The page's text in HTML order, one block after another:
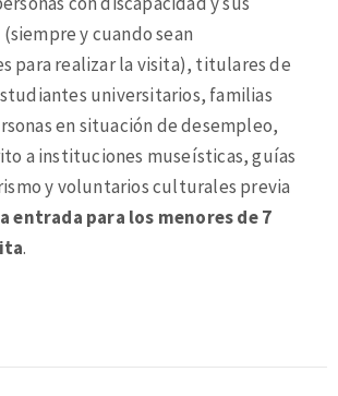
y cuando sean
para realizar la visita), titulares de
universitarios, familias
en situación de desempleo,
a instituciones museísticas, guías
y voluntarios culturales previa
entrada para los menores de 7
.